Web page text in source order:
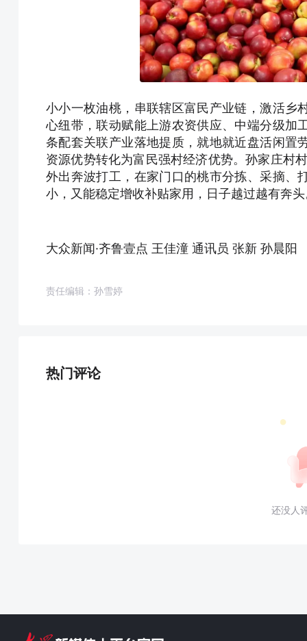
小小一枚油桃，串联辖区富民产业链，激活乡
心纽带，联动赋能上游农资供应、中端分级加
条配套关联产业落地提质，就地就近盘活闲置
资源优势转化为富民强村经济优势。孙家庄村
外出奔波打工，在家门口的桃市分拣、采摘、
小，又能稳定增收补贴家用，日子越过越有奔头
大众新闻·齐鲁壹点 王佳潼 通讯员 张新 孙晨阳
责任编辑：孙雪婷
热门评论
还没人